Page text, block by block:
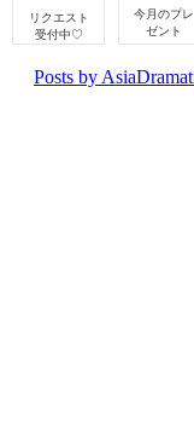
リクエスト
受付中♡
今月のプレ
ゼント